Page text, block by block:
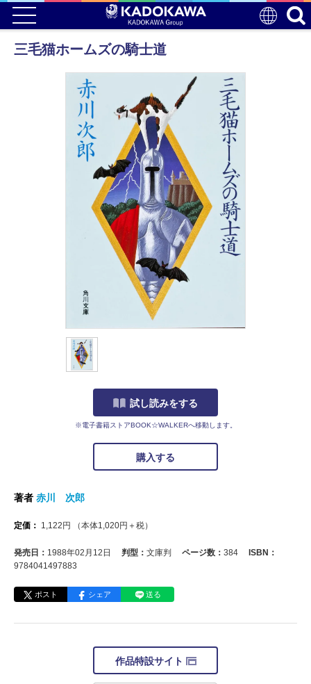
三毛猫ホームズの騎士道
試し読みをする
※電子書籍ストアBOOK☆WALKERへ移動します。
購入する
著者 赤川 次郎
定価： 1,122 円 （本体1,020円＋税）
発売日： 1988年02月12日 判型： 文庫判 ページ数： 384
ISBN：
9784041497883
ポスト シェア 送る
作品特設サイト